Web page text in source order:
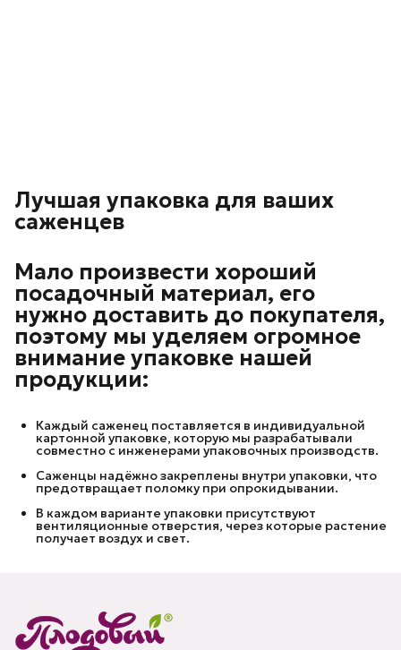
Лучшая упаковка для ваших
саженцев
Мало произвести хороший
посадочный материал, его
нужно доставить до покупателя,
поэтому мы уделяем огромное
внимание упаковке нашей
продукции:
Каждый саженец поставляется в индивидуальной
картонной упаковке, которую мы разрабатывали
совместно с инженерами упаковочных производств.
Саженцы надёжно закреплены внутри упаковки, что
предотвращает поломку при опрокидывании.
В каждом варианте упаковки присутствуют
вентиляционные отверстия, через которые растение
получает воздух и свет.